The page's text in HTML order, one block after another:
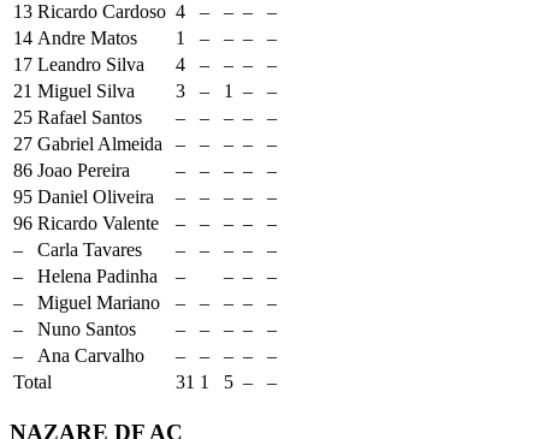
13 Ricardo Cardoso 4 – – –
–
14 Andre Matos 1 – – –
–
17 Leandro Silva 4 – – –
–
21 Miguel Silva 3 – 1 –
–
25 Rafael Santos – – – –
–
27 Gabriel Almeida – – – –
–
86 Joao Pereira – – – –
–
95 Daniel Oliveira – – – –
–
96 Ricardo Valente – – – –
–
–
Carla Tavares – – – –
–
–
Helena Padinha – – –
–
–
Miguel Mariano – – – –
–
–
Nuno Santos – – – –
–
–
Ana Carvalho – – – –
–
Total
31 1 5 – –
NAZARE DF AC